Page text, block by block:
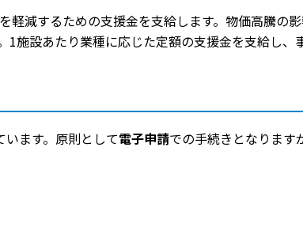
減するための支援金を支給します。物価高騰の
施設あたり業種に応じた定額の支援金を支給し、
ます。原則として電子申請での手続きとなります